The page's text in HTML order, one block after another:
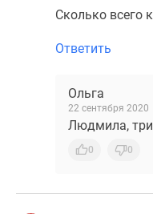
Коттеджные
Скидки
Сколько всего
Ответить
Ольга
22 сентября 2020
Людмила, три
0 0